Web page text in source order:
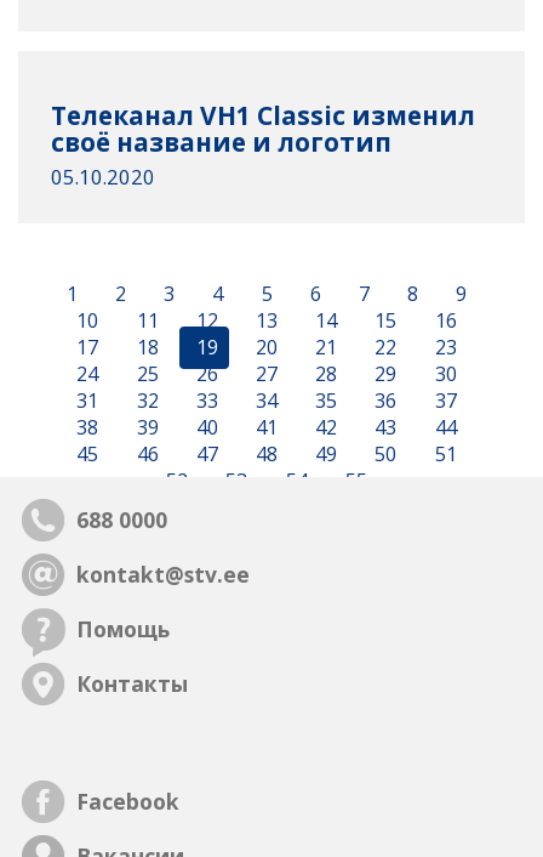
Телеканал VH1 Classic изменил
своё название и логотип
05.10.2020
1 2 3 4 5 6 7 8
9
10
11 12 13 14 15
16
17
18 19 20 21 22
23
24
25 26 27 28 29
30
31
32 33 34 35 36
37
38
39 40 41 42 43
44
45
46 47 48 49 50
51
52
53 54 55
688 0000
kontakt@stv.ee
Помощь
Контакты
Facebook